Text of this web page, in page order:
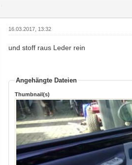
16.03.2017, 13:32
und stoff raus Leder rein
Angehängte Dateien
Thumbnail(s)